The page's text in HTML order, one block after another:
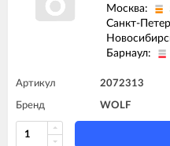
Москва:
Санкт-
Барнаул:
Артикул 2072313
Бренд WOLF